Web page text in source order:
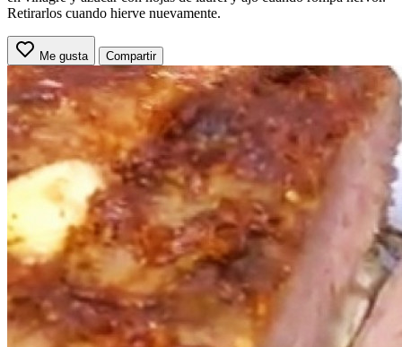
Retirarlos cuando hierve nuevamente.
Me gusta Compartir